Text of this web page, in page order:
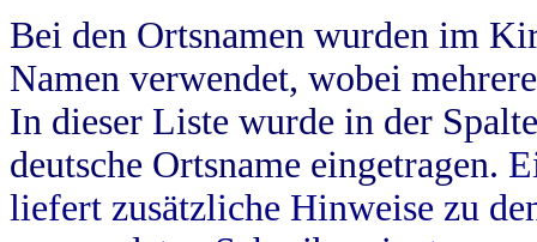
Bei den Ortsnamen wurden im
Namen verwendet, wobei
In dieser Liste wurde in der
deutsche Ortsname eingetragen.
liefert zusätzliche Hinweise zu